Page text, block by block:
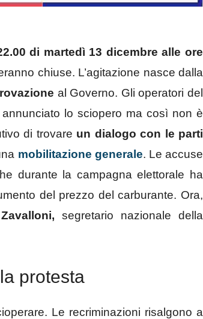
di martedì 13 dicembre alle ore
chiuse. L’agitazione nasce dalla
al Governo. Gli operatori del
lo sciopero ma così non è
di trovare un dialogo con le parti
mobilitazione generale. Le accuse
durante la campagna elettorale ha
del prezzo del carburante. Ora,
segretario nazionale della
protesta
Le recriminazioni risalgono a